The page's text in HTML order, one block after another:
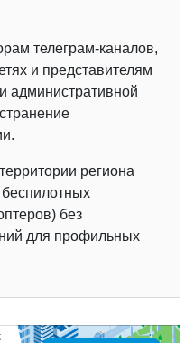
телеграм-каналов,
и представителям
административной
региона
без
для профильных